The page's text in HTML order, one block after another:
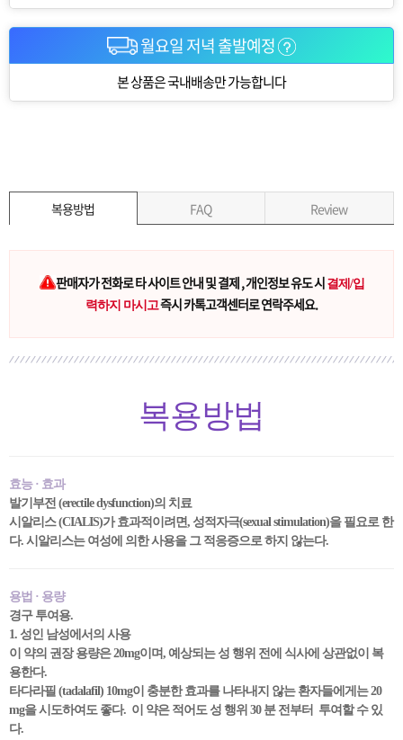
월요일 저녁 출발예정
본 상품은 국내배송만 가능합니다
복용방법 FAQ Review
판매자가 전화로 타 사이트 안내 및 결제 , 개인정보 유도 시 결제/입
력하지 마시고즉시 카톡고객센터로 연락주세요.
복용방법
효능 · 효과
발기부전 (erectile dysfunction)의 치료
시알리스 (CIALIS)가 효과적이려면, 성적자극(sexual stimulation)을 필요로 한
다. 시알리스는 여성에 의한 사용을 그 적응증으로 하지 않는다.
용법 · 용량
경구 투여용.
1. 성인 남성에서의 사용
이 약의 권장 용량은 20mg이며, 예상되는 성 행위 전에 식사에 상관없이 복
용한다.
타다라필 (tadalafil) 10mg이 충분한 효과를 나타내지 않는 환자들에게는 20
mg을 시도하여도 좋다. 이 약은 적어도 성 행위 30 분 전부터 투여할 수 있
다.